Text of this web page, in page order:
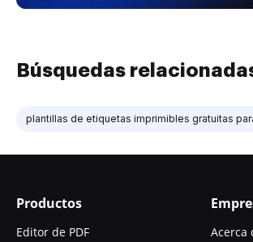
Búsquedas
plantillas de etiquetas imprimibles gratuitas
Productos
Editor de PDF
Acerca